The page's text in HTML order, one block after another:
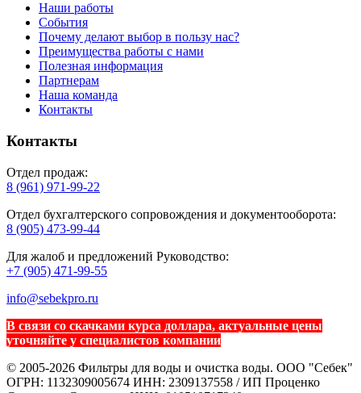
Наши работы
События
Почему делают выбор в пользу нас?
Преимущества работы с нами
Полезная информация
Партнерам
Наша команда
Контакты
Контакты
Отдел продаж:
8 (961) 971-99-22
Отдел бухгалтерского сопровождения и документооборота:
8 (905) 473-99-44
Для жалоб и предложений Руководство:
+7 (905) 471-99-55
info@sebekpro.ru
В связи со скачками курса доллара, актуальные цены
уточняйте у специалистов компании
© 2005-2026 Фильтры для воды и очистка воды. ООО "Себек"
ОГРН: 1132309005674 ИНН: 2309137558 / ИП Проценко